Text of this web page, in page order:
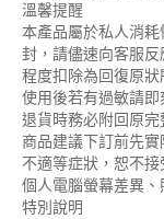
溫馨提醒
本產品屬於私人消
封，請儘速向客服
程度扣除為回復原狀
使用後若有過敏請即
退貨時務必附回原完
商品建議下訂前先
不適等症狀，恕不接
個人電腦螢幕差異、
特別說明